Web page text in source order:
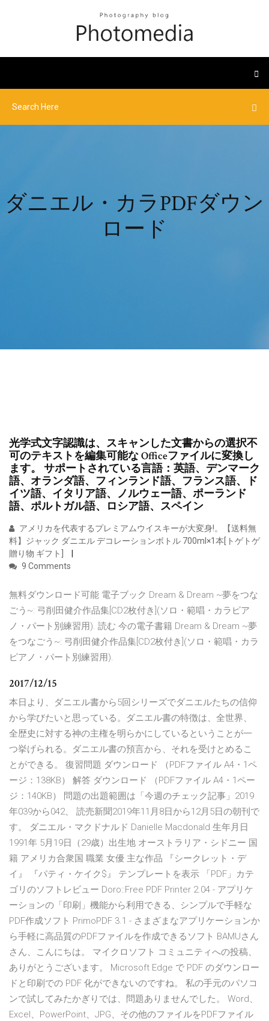
ダニエル・カラPDFダウン
ロード
光学式文字認識は、スキャンした文書からの選択不
可のテキストを編集可能な Officeファイルに変換し
ます。 サポートされている言語：英語、デンマーク
語、オランダ語、フィンランド語、フランス語、ド
イツ語、イタリア語、ノルウェー語、ポーランド
語、ポルトガル語、ロシア語、スペイン
アメリカを代表するプレミアムウイスキーが大変身!。【送料無
料】ジャック ダニエル デコレーションボトル 700ml×1本[トゲトゲ
贈り物 ギフト]
9 Comments
無料ダウンロード可能 電子ブック Dream & Dream ~夢をつな
ごう~: 弓削田健介作品集[CD2枚付き](ソロ・範唱・カラピア
ノ・パート別練習用). 読む 今の電子書籍 Dream & Dream ~夢
をつなごう~: 弓削田健介作品集[CD2枚付き](ソロ・範唱・カラ
ピアノ・パート別練習用).
2017/12/15
本日より、ダニエル書から5回シリーズでダニエルたちの信仰
から学びたいと思っている。ダニエル書の特徴は、全世界、
全歴史に対する神の主権を明らかにしているということが一
つ挙げられる。ダニエル書の預言から、それを受けとめるこ
とができる。 復習問題 ダウンロード （PDFファイル A4・1ペ
ージ：138KB） 解答 ダウンロード （PDFファイル A4・1ペー
ジ：140KB） 問題の出題範囲は「今週のチェック記事」2019
年039から042、 読売新聞2019年11月8日から12月5日の朝刊で
す。 ダニエル・マクドナルド Danielle Macdonald 生年月日
1991年 5月19日（29歳）出生地 オーストラリア・シドニー 国
籍 アメリカ合衆国 職業 女優 主な作品 『シークレット・デ
イ』 『パティ・ケイク$』 テンプレートを表示 「PDF」カテ
ゴリのソフトレビュー Doro::Free PDF Printer 2.04 - アプリケ
ーションの「印刷」機能から利用できる、シンプルで手軽な
PDF作成ソフト PrimoPDF 3.1 - さまざまなアプリケーションか
ら手軽に高品質のPDFファイルを作成できるソフト BAMUさん
さん、こんにちは。 マイクロソフト コミュニティへの投稿、
ありがとうございます。 Microsoft Edge で PDF のダウンロー
ドと印刷での PDF 化ができないのですね。 私の手元のパソコ
ンで試してみたかぎりでは、問題ありませんでした。 Word、
Excel、PowerPoint、JPG、その他のファイルをPDFファイル